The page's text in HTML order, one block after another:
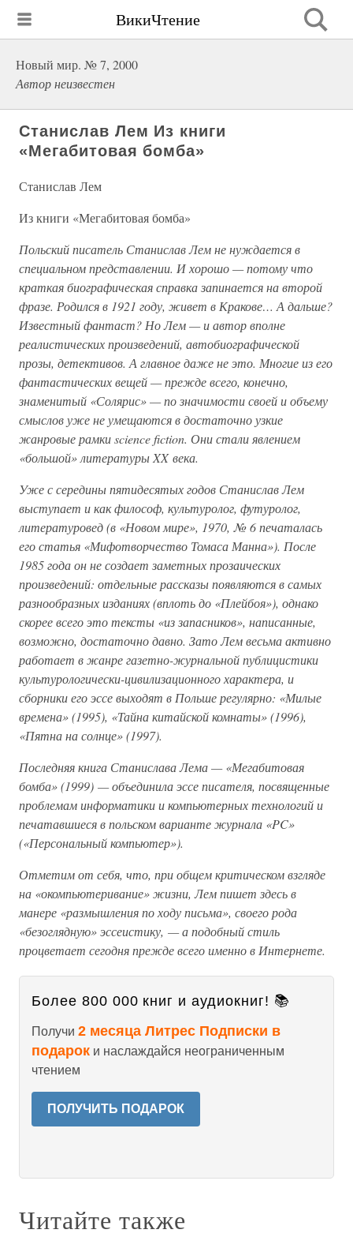
ВикиЧтение
Новый мир. № 7, 2000
Автор неизвестен
Станислав Лем Из книги
«Мегабитовая бомба»
Станислав Лем
Из книги «Мегабитовая бомба»
Польский писатель Станислав Лем не нуждается в
специальном представлении. И хорошо — потому что
краткая биографическая справка запинается на второй
фразе. Родился в 1921 году, живет в Кракове… А дальше?
Известный фантаст? Но Лем — и автор вполне
реалистических произведений, автобиографической
прозы, детективов. А главное даже не это. Многие из его
фантастических вещей — прежде всего, конечно,
знаменитый «Солярис» — по значимости своей и объему
смыслов уже не умещаются в достаточно узкие
жанровые рамки science fiction. Они стали явлением
«большой» литературы XX века.
Уже с середины пятидесятых годов Станислав Лем
выступает и как философ, культуролог, футуролог,
литературовед (в «Новом мире», 1970, № 6 печаталась
его статья «Мифотворчество Томаса Манна»). После
1985 года он не создает заметных прозаических
произведений: отдельные рассказы появляются в самых
разнообразных изданиях (вплоть до «Плейбоя»), однако
скорее всего это тексты «из запасников», написанные,
возможно, достаточно давно. Зато Лем весьма активно
работает в жанре газетно-журнальной публицистики
культурологически-цивилизационного характера, и
сборники его эссе выходят в Польше регулярно: «Милые
времена» (1995), «Тайна китайской комнаты» (1996),
«Пятна на солнце» (1997).
Последняя книга Станислава Лема — «Мегабитовая
бомба» (1999) — объединила эссе писателя, посвященные
проблемам информатики и компьютерных технологий и
печатавшиеся в польском варианте журнала «PC»
(«Персональный компьютер»).
Отметим от себя, что, при общем критическом взгляде
на «окомпьютеривание» жизни, Лем пишет здесь в
манере «размышления по ходу письма», своего рода
«безоглядную» эссеистику, — а подобный стиль
процветает сегодня прежде всего именно в Интернете.
Более 800 000 книг и аудиокниг! 📚
Получи 2 месяца Литрес Подписки в
подарок и наслаждайся неограниченным
чтением
ПОЛУЧИТЬ ПОДАРОК
Читайте также